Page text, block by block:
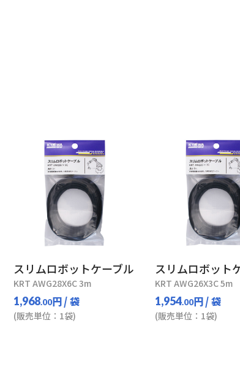
スリムロボットケーブル
KRT AWG28X6C 3m
1,968.00円/ 袋
(販売単位：1袋)
スリムロボット
KRT AWG26X3C 5m
1,954.00円/ 袋
(販売単位：1袋)